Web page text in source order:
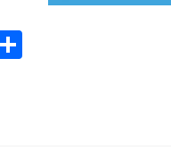
WhatsApp